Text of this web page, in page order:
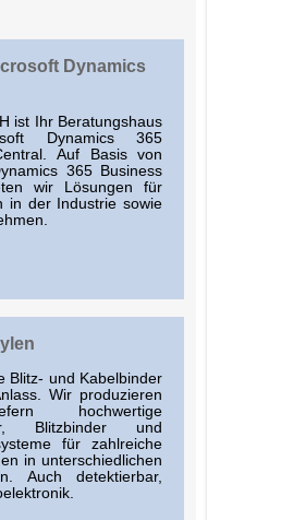
Dynamics
ist Ihr Beratungshaus
Dynamics 365
Auf Basis von
365 Business
wir Lösungen für
in der Industrie sowie
Blitz- und Kabelbinder
Wir produzieren
hochwertige
Blitzbinder und
für zahlreiche
in unterschiedlichen
Auch detektierbar,